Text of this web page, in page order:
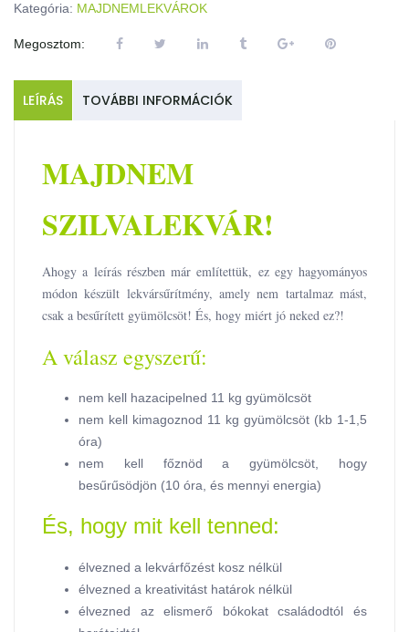
Kategória: MAJDNEMLEKVÁROK
Megosztom:
LEÍRÁS TOVÁBBI INFORMÁCIÓK
MAJDNEM
SZILVALEKVÁR!
Ahogy a leírás részben már említettük, ez egy hagyományos
módon készült lekvársűrítmény, amely nem tartalmaz mást,
csak a besűrített gyümölcsöt! És, hogy miért jó neked ez?!
A válasz egyszerű:
nem kell hazacipelned 11 kg gyümölcsöt
nem kell kimagoznod 11 kg gyümölcsöt (kb 1-1,5
óra)
nem kell főznöd a gyümölcsöt, hogy
besűrűsödjön (10 óra, és mennyi energia)
És, hogy mit kell tenned:
élvezned a lekvárfőzést kosz nélkül
élvezned a kreativitást határok nélkül
élvezned az elismerő bókokat családodtól és